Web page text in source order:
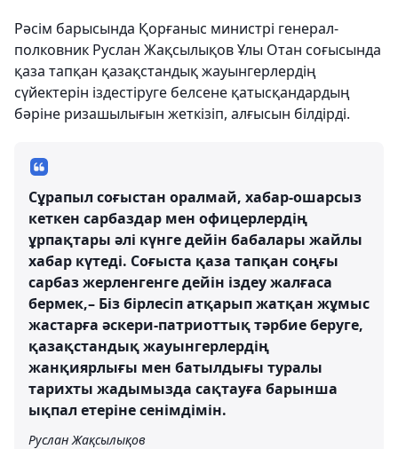
Рәсім барысында Қорғаныс министрі генерал-
полковник Руслан Жақсылықов Ұлы Отан соғысында
қаза тапқан қазақстандық жауынгерлердің
сүйектерін іздестіруге белсене қатысқандардың
бәріне ризашылығын жеткізіп, алғысын білдірді.
Сұрапыл соғыстан оралмай, хабар-ошарсыз
кеткен сарбаздар мен офицерлердің
ұрпақтары әлі күнге дейін бабалары жайлы
хабар күтеді. Соғыста қаза тапқан соңғы
сарбаз жерленгенге дейін іздеу жалғаса
бермек,– Біз бірлесіп атқарып жатқан жұмыс
жастарға әскери-патриоттық тәрбие беруге,
қазақстандық жауынгерлердің
жанқиярлығы мен батылдығы туралы
тарихты жадымызда сақтауға барынша
ықпал етеріне сенімдімін.
Руслан Жақсылықов